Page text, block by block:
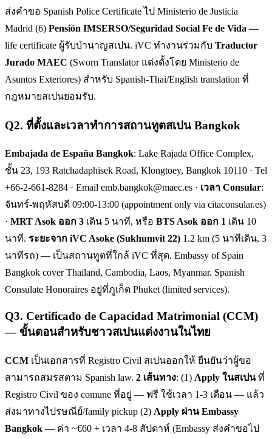
ส่งคำขอ Spanish Police Certificate ไป Ministerio de Justicia
Madrid (6) Pensión IMSERSO/Seguridad Social Fe de Vida —
life certificate ผู้รับบำนาญสเปน. iVC ทำงานร่วมกับ Traductor
Jurado MAEC (Sworn Translator แต่งตั้งโดย Ministerio de
Asuntos Exteriores) สำหรับ Spanish-Thai/English translation ที่
กฎหมายสเปนยอมรับ.
Q2. ที่ตั้งและเวลาทำการสถานทูตสเปน Bangkok
Embajada de España Bangkok: Lake Rajada Office Complex,
ชั้น 23, 193 Ratchadaphisek Road, Klongtoey, Bangkok 10110 · Tel
+66-2-661-8284 · Email emb.bangkok@maec.es · เวลา Consular:
จันทร์-พฤหัสบดี 09:00-13:00 (appointment only via citaconsular.es)
· MRT Asok ออก 3 เดิน 5 นาที, หรือ BTS Asok ออก 1 เดิน 10
นาที. ระยะจาก iVC Asoke (Sukhumvit 22) 1.2 km (5 นาทีเดิน, 3
นาทีรถ) — เป็นสถานทูตที่ใกล้ iVC ที่สุด. Embassy of Spain
Bangkok cover Thailand, Cambodia, Laos, Myanmar. Spanish
Consulate Honoraires อยู่ที่ภูเก็ต Phuket (limited services).
Q3. Certificado de Capacidad Matrimonial (CCM)
— ขั้นตอนสำหรับชาวสเปนแต่งงานในไทย
CCM เป็นเอกสารที่ Registro Civil สเปนออกให้ ยืนยันว่าผู้ขอ
สามารถสมรสตาม Spanish law. 2 เส้นทาง: (1) Apply ในสเปนที่
Registro Civil ของ comune ที่อยู่ — ฟรี ใช้เวลา 1-3 เดือน — แล้ว
ส่งมาทางไปรษณีย์/family pickup (2) Apply ผ่าน Embassy
Bangkok — ค่า ~€60 + เวลา 4-8 สัปดาห์ (Embassy ส่งคำขอไป